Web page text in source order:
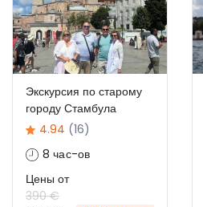
Экскурсия по старому
городу Стамбула
4.94 (16)
8 час-ов
Цены от
390 €